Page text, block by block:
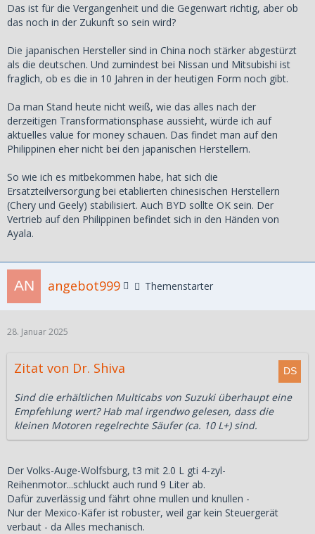
Das ist für die Vergangenheit und die Gegenwart richtig, aber ob
das noch in der Zukunft so sein wird?
Die japanischen Hersteller sind in China noch stärker abgestürzt
als die deutschen. Und zumindest bei Nissan und Mitsubishi ist
fraglich, ob es die in 10 Jahren in der heutigen Form noch gibt.
Da man Stand heute nicht weiß, wie das alles nach der
derzeitigen Transformationsphase aussieht, würde ich auf
aktuelles value for money schauen. Das findet man auf den
Philippinen eher nicht bei den japanischen Herstellern.
So wie ich es mitbekommen habe, hat sich die
Ersatzteilversorgung bei etablierten chinesischen Herstellern
(Chery und Geely) stabilisiert. Auch BYD sollte OK sein. Der
Vertrieb auf den Philippinen befindet sich in den Händen von
Ayala.
angebot999 Themenstarter
28. Januar 2025
Zitat von Dr. Shiva
Sind die erhältlichen Multicabs von Suzuki überhaupt eine
Empfehlung wert? Hab mal irgendwo gelesen, dass die
kleinen Motoren regelrechte Säufer (ca. 10 L+) sind.
Der Volks-Auge-Wolfsburg, t3 mit 2.0 L gti 4-zyl-
Reihenmotor...schluckt auch rund 9 Liter ab.
Dafür zuverlässig und fährt ohne mullen und knullen -
Nur der Mexico-Käfer ist robuster, weil gar kein Steuergerät
verbaut - da Alles mechanisch.